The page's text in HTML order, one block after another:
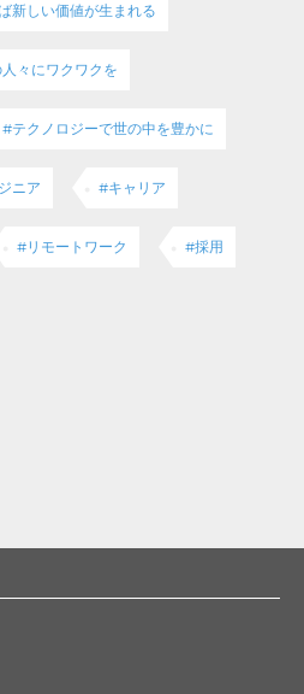
新しい価値が生まれる
々にワクワクを
#テクノロジーで世の中を豊かに
ニア #キャリア
#リモートワーク #採用